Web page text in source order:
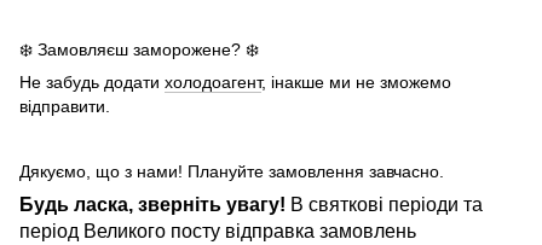
❄️ Замовляєш заморожене? ❄️
Не забудь додати холодоагент, інакше ми не зможемо
відправити.
Дякуємо, що з нами! Плануйте замовлення завчасно.
Будь ласка, зверніть увагу! В святкові періоди та
період Великого посту відправка замовлень